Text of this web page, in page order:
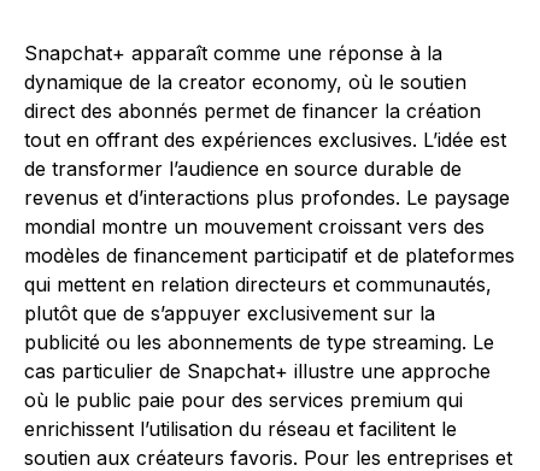
Snapchat+ apparaît comme une réponse à la
dynamique de la creator economy, où le soutien
direct des abonnés permet de financer la création
tout en offrant des expériences exclusives. L’idée est
de transformer l’audience en source durable de
revenus et d’interactions plus profondes. Le paysage
mondial montre un mouvement croissant vers des
modèles de financement participatif et de plateformes
qui mettent en relation directeurs et communautés,
plutôt que de s’appuyer exclusivement sur la
publicité ou les abonnements de type streaming. Le
cas particulier de Snapchat+ illustre une approche
où le public paie pour des services premium qui
enrichissent l’utilisation du réseau et facilitent le
soutien aux créateurs favoris. Pour les entreprises et